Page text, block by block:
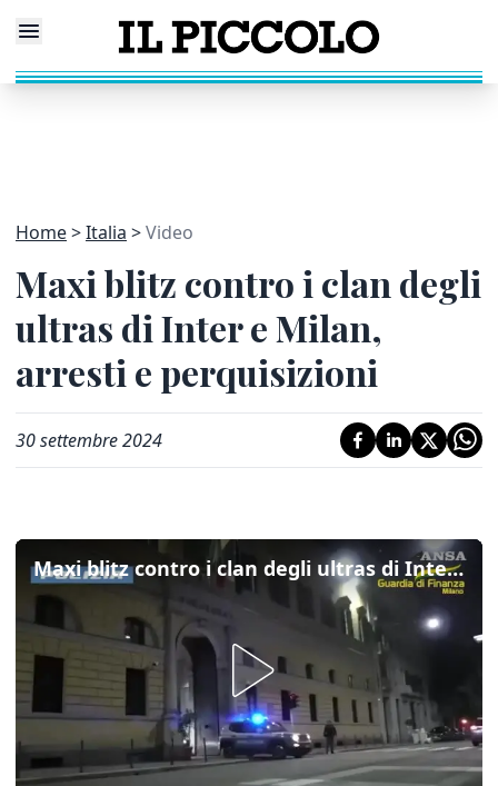
Home Italia Video
Maxi blitz contro i clan degli
ultras di Inter e Milan,
arresti e perquisizioni
30 settembre 2024
Maxi blitz contro i clan degli ultras di Inter e Milan, arresti e perquisizioni